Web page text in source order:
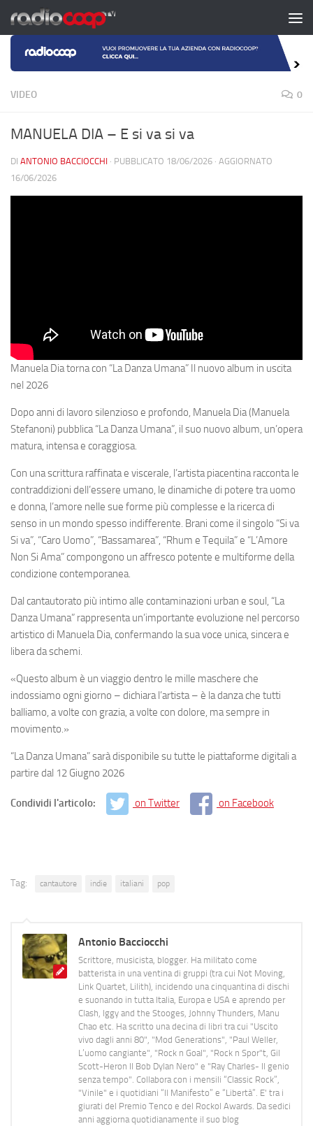
Salta al contenuto
VIDEO 0
MANUELA DIA – E si va si va
DI ANTONIO BACCIOCCHI · PUBBLICATO 18/06/2026 · AGGIORNATO
16/06/2026
Manuela Dia torna con “La Danza Umana” Il nuovo album in uscita
nel 2026
Dopo anni di lavoro silenzioso e profondo, Manuela Dia (Manuela
Stefanoni) pubblica “La Danza Umana”, il suo nuovo album, un’opera
matura, intensa e coraggiosa.
Con una scrittura raffinata e viscerale, l’artista piacentina racconta le
contraddizioni dell’essere umano, le dinamiche di potere tra uomo
e donna, l’amore nelle sue forme più complesse e la ricerca di
senso in un mondo spesso indifferente. Brani come il singolo “Si va
Si va”, “Caro Uomo”, “Bassamarea”, “Rhum e Tequila” e “L’Amore
Non Si Ama” compongono un affresco potente e multiforme della
condizione contemporanea.
Dal cantautorato più intimo alle contaminazioni urban e soul, “La
Danza Umana” rappresenta un’importante evoluzione nel percorso
artistico di Manuela Dia, confermando la sua voce unica, sincera e
libera da schemi.
«Questo album è un viaggio dentro le mille maschere che
indossiamo ogni giorno – dichiara l’artista – è la danza che tutti
balliamo, a volte con grazia, a volte con dolore, ma sempre in
movimento.»
“La Danza Umana” sarà disponibile su tutte le piattaforme digitali a
partire dal 12 Giugno 2026
Condividi l'articolo: on Twitter on Facebook
Tag: cantautore indie italiani pop
Antonio Bacciocchi
Scrittore, musicista, blogger. Ha militato come
batterista in una ventina di gruppi (tra cui Not Moving,
Link Quartet, Lilith), incidendo una cinquantina di dischi
e suonando in tutta Italia, Europa e USA e aprendo per
Clash, Iggy and the Stooges, Johnny Thunders, Manu
Chao etc. Ha scritto una decina di libri tra cui "Uscito
vivo dagli anni 80", "Mod Generations", "Paul Weller,
L’uomo cangiante", "Rock n Goal", "Rock n Spor"t, Gil
Scott-Heron Il Bob Dylan Nero" e "Ray Charles- Il genio
senza tempo". Collabora con i mensili “Classic Rock”,
"Vinile" e i quotidiani “Il Manifesto” e “Libertà”. E' tra i
giurati del Premio Tenco e del Rockol Awards. Da sedici
anni aggiorna quotidianamente il suo blog